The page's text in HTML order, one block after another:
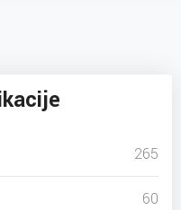
265
60